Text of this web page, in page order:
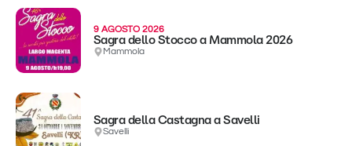
9 AGOSTO 2026
Sagra dello Stocco a Mammola 2026
Mammola
Sagra della Castagna a Savelli
Savelli